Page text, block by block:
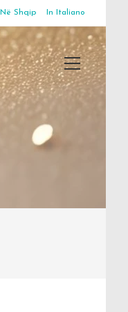
Në Shqip In Italiano
Main
Menu